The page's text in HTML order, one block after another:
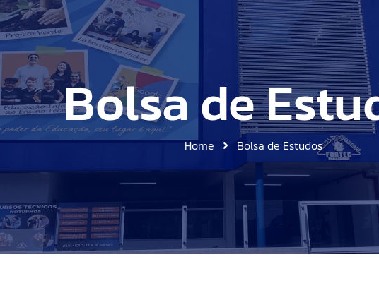
Nossa Estrutura
Regimento Escolar
Proposta Pedagógica Educação Infantil
Ensino Fundamental
Ensino Fundamental II
Ensino Médio Técnico
Psicopedagógico
ClipEscola
Educação
Socioemocional
Google For Education
Orientação Educacional
Médio Técnico
Administração
Comércio Exterior
Informática
Médio Técnico
Mecatrônica
Recursos Humanos
Bolsa de Estudos
Conveniados
Direitos e Obrigações |
Aluno Bolsista
LGPD
Lista de Material
Bolsa de
Home Bolsa de Estudos